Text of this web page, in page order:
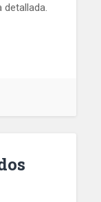
detallada.